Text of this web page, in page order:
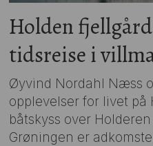
Holden
tidsreise i
Øyvind Nordahl Næss
opplevelser for livet på
båtskyss over
Grøningen er